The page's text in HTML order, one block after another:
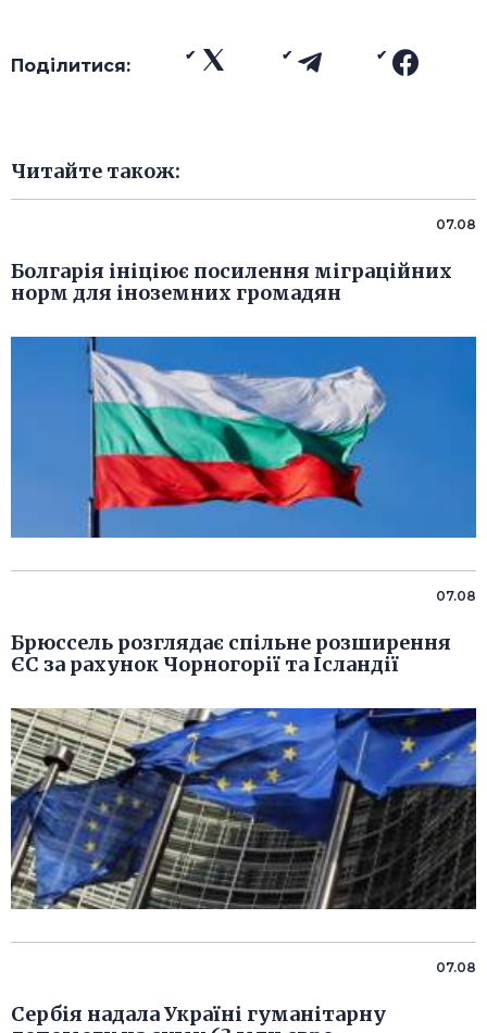
Поділитися:
Читайте також:
07.08
Болгарія ініціює посилення міграційних
норм для іноземних громадян
07.08
Брюссель розглядає спільне розширення
ЄС за рахунок Чорногорії та Ісландії
07.08
Сербія надала Україні гуманітарну